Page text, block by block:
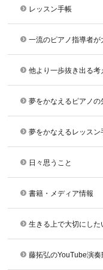
レッスン手帳
一流のピアノ指導者が
他より一歩抜き出る考
夢をかなえるピアノの
夢をかなえるレッスン
日々思うこと
書籍・メディア情報
生きる上で大切にした
藤拓弘のYouTube演奏